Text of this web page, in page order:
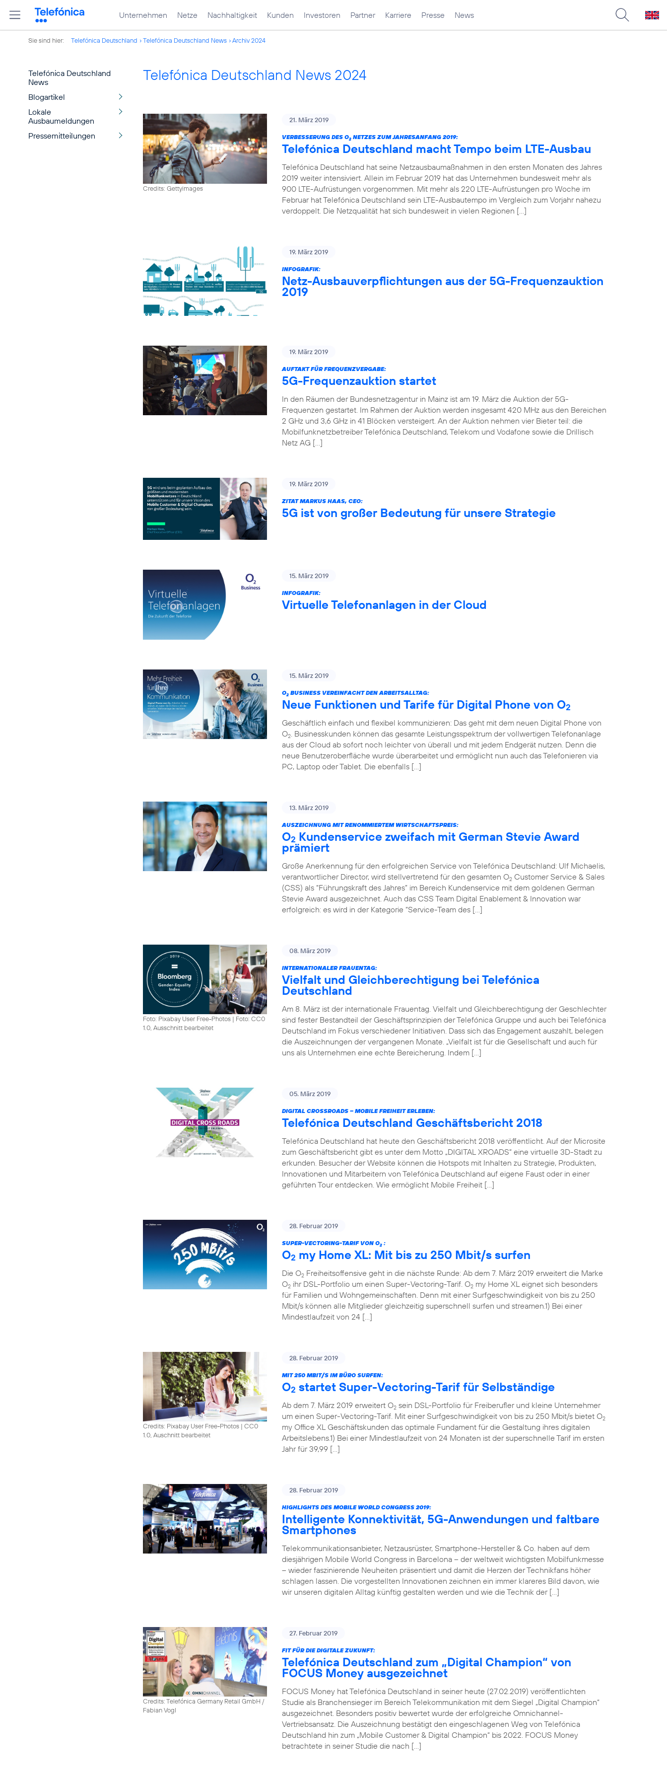
Unternehmen Netze Nachhaltigkeit Kunden Investoren Partner Karriere Presse News
Sie sind hier: Telefónica Deutschland Telefónica Deutschland News Archiv 2024
Telefónica Deutschland
News
Blogartikel
Lokale
Ausbaumeldungen
Pressemitteilungen
Telefónica Deutschland News 2024
Credits: Gettyimages
21. März 2019
VERBESSERUNG DES O2 NETZES ZUM JAHRESANFANG 2019:
Telefónica Deutschland macht Tempo beim LTE-Ausbau
Telefónica Deutschland hat seine Netzausbaumaßnahmen in den ersten Monaten des Jahres
2019 weiter intensiviert. Allein im Februar 2019 hat das Unternehmen bundesweit mehr als
900 LTE-Aufrüstungen vorgenommen. Mit mehr als 220 LTE-Aufrüstungen pro Woche im
Februar hat Telefónica Deutschland sein LTE-Ausbautempo im Vergleich zum Vorjahr nahezu
verdoppelt. Die Netzqualität hat sich bundesweit in vielen Regionen […]
19. März 2019
INFOGRAFIK:
Netz-Ausbauverpflichtungen aus der 5G-Frequenzauktion
2019
19. März 2019
AUFTAKT FÜR FREQUENZVERGABE:
5G-Frequenzauktion startet
In den Räumen der Bundesnetzagentur in Mainz ist am 19. März die Auktion der 5G-
Frequenzen gestartet. Im Rahmen der Auktion werden insgesamt 420 MHz aus den Bereichen
2 GHz und 3,6 GHz in 41 Blöcken versteigert. An der Auktion nehmen vier Bieter teil: die
Mobilfunknetzbetreiber Telefónica Deutschland, Telekom und Vodafone sowie die Drillisch
Netz AG […]
19. März 2019
ZITAT MARKUS HAAS, CEO:
5G ist von großer Bedeutung für unsere Strategie
15. März 2019
INFOGRAFIK:
Virtuelle Telefonanlagen in der Cloud
15. März 2019
O2 BUSINESS VEREINFACHT DEN ARBEITSALLTAG:
Neue Funktionen und Tarife für Digital Phone von O2
Geschäftlich einfach und flexibel kommunizieren: Das geht mit dem neuen Digital Phone von
O2 . Businesskunden können das gesamte Leistungsspektrum der vollwertigen Telefonanlage
aus der Cloud ab sofort noch leichter von überall und mit jedem Endgerät nutzen. Denn die
neue Benutzeroberfläche wurde überarbeitet und ermöglicht nun auch das Telefonieren via
PC, Laptop oder Tablet. Die ebenfalls […]
13. März 2019
AUSZEICHNUNG MIT RENOMMIERTEM WIRTSCHAFTSPREIS:
O2 Kundenservice zweifach mit German Stevie Award
prämiert
Große Anerkennung für den erfolgreichen Service von Telefónica Deutschland: Ulf Michaelis,
verantwortlicher Director, wird stellvertretend für den gesamten O2 Customer Service & Sales
(CSS) als “Führungskraft des Jahres” im Bereich Kundenservice mit dem goldenen German
Stevie Award ausgezeichnet. Auch das CSS Team Digital Enablement & Innovation war
erfolgreich: es wird in der Kategorie “Service-Team des […]
Foto: Pixabay User Free-Photos | Foto: CC0
1.0, Ausschnitt bearbeitet
08. März 2019
INTERNATIONALER FRAUENTAG:
Vielfalt und Gleichberechtigung bei Telefónica
Deutschland
Am 8. März ist der internationale Frauentag. Vielfalt und Gleichberechtigung der Geschlechter
sind fester Bestandteil der Geschäftsprinzipien der Telefónica Gruppe und auch bei Telefónica
Deutschland im Fokus verschiedener Initiativen. Dass sich das Engagement auszahlt, belegen
die Auszeichnungen der vergangenen Monate. „Vielfalt ist für die Gesellschaft und auch für
uns als Unternehmen eine echte Bereicherung. Indem […]
05. März 2019
DIGITAL CROSSROADS – MOBILE FREIHEIT ERLEBEN:
Telefónica Deutschland Geschäftsbericht 2018
Telefónica Deutschland hat heute den Geschäftsbericht 2018 veröffentlicht. Auf der Microsite
zum Geschäftsbericht gibt es unter dem Motto „DIGITAL XROADS“ eine virtuelle 3D-Stadt zu
erkunden. Besucher der Website können die Hotspots mit Inhalten zu Strategie, Produkten,
Innovationen und Mitarbeitern von Telefónica Deutschland auf eigene Faust oder in einer
geführten Tour entdecken. Wie ermöglicht Mobile Freiheit […]
28. Februar 2019
SUPER-VECTORING-TARIF VON O2 :
O2 my Home XL: Mit bis zu 250 Mbit/s surfen
Die O2 Freiheitsoffensive geht in die nächste Runde: Ab dem 7. März 2019 erweitert die Marke
O2 ihr DSL-Portfolio um einen Super-Vectoring-Tarif. O2 my Home XL eignet sich besonders
für Familien und Wohngemeinschaften. Denn mit einer Surfgeschwindigkeit von bis zu 250
Mbit/s können alle Mitglieder gleichzeitig superschnell surfen und streamen.1) Bei einer
Mindestlaufzeit von 24 […]
Credits: Pixabay User Free-Photos | CC0
1.0, Auschnitt bearbeitet
28. Februar 2019
MIT 250 MBIT/S IM BÜRO SURFEN:
O2 startet Super-Vectoring-Tarif für Selbständige
Ab dem 7. März 2019 erweitert O2 sein DSL-Portfolio für Freiberufler und kleine Unternehmer
um einen Super-Vectoring-Tarif. Mit einer Surfgeschwindigkeit von bis zu 250 Mbit/s bietet O2
my Office XL Geschäftskunden das optimale Fundament für die Gestaltung ihres digitalen
Arbeitslebens.1) Bei einer Mindestlaufzeit von 24 Monaten ist der superschnelle Tarif im ersten
Jahr für 39,99 […]
28. Februar 2019
HIGHLIGHTS DES MOBILE WORLD CONGRESS 2019:
Intelligente Konnektivität, 5G-Anwendungen und faltbare
Smartphones
Telekommunikationsanbieter, Netzausrüster, Smartphone-Hersteller & Co. haben auf dem
diesjährigen Mobile World Congress in Barcelona – der weltweit wichtigsten Mobilfunkmesse
– wieder faszinierende Neuheiten präsentiert und damit die Herzen der Technikfans höher
schlagen lassen. Die vorgestellten Innovationen zeichnen ein immer klareres Bild davon, wie
wir unseren digitalen Alltag künftig gestalten werden und wie die Technik der […]
Credits: Telefónica Germany Retail GmbH /
Fabian Vogl
27. Februar 2019
FIT FÜR DIE DIGITALE ZUKUNFT:
Telefónica Deutschland zum „Digital Champion“ von
FOCUS Money ausgezeichnet
FOCUS Money hat Telefónica Deutschland in seiner heute (27.02.2019) veröffentlichten
Studie als Branchensieger im Bereich Telekommunikation mit dem Siegel „Digital Champion“
ausgezeichnet. Besonders positiv bewertet wurde der erfolgreiche Omnichannel-
Vertriebsansatz. Die Auszeichnung bestätigt den eingeschlagenen Weg von Telefónica
Deutschland hin zum „Mobile Customer & Digital Champion“ bis 2022. FOCUS Money
betrachtete in seiner Studie die nach […]